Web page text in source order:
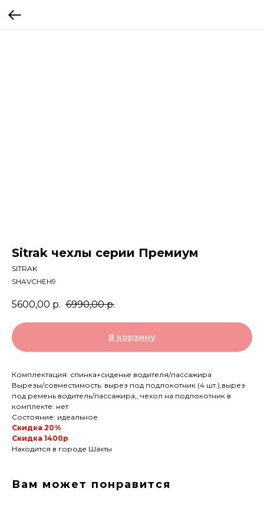
Sitrak чехлы серии Премиум
SITRAK
SHAVCHEH9
5600,00 р. 6990,00 р.
В корзину
Комплектация: спинка+сиденье водителя/пассажира
Вырезы/совместимость: вырез под подлокотник (4 шт.),вырез
под ремень водитель/пассажира,, чехол на подлокотник в
комплекте: нет
Состояние: идеальное
Скидка 20%
Скидка 1400р
Находится в городе Шахты
Вам может понравится